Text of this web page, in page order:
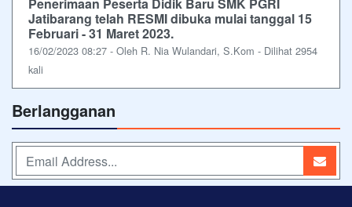
Jatibarang telah RESMI dibuka mulai tanggal 15
Februari - 31 Maret 2023.
16/02/2023 08:27 - Oleh R. Nia Wulandari, S.Kom - Dilihat 2954
kali
Berlangganan